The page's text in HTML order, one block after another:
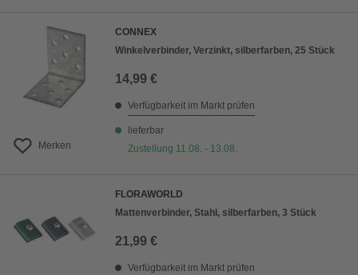
Merken
CONNEX
Winkelverbinder, Verzinkt, silberfarben, 25 Stück
14,99 €
Verfügbarkeit im Markt prüfen
lieferbar
Zustellung 11.08. - 13.08.
FLORAWORLD
Mattenverbinder, Stahl, silberfarben, 3 Stück
21,99 €
Verfügbarkeit im Markt prüfen